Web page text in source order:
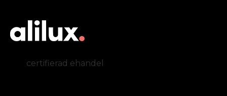
certifierad ehandel